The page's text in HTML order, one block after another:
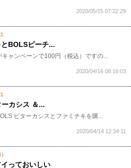
2020/05/15 07:22:29
BOLSピーチ...
ャンペーンで100円（税込）ですの...
2020/04/16 08:16:03
カシス ＆...
ビターカシスとファミチキを購...
2020/04/14 12:34:11
っておいしい